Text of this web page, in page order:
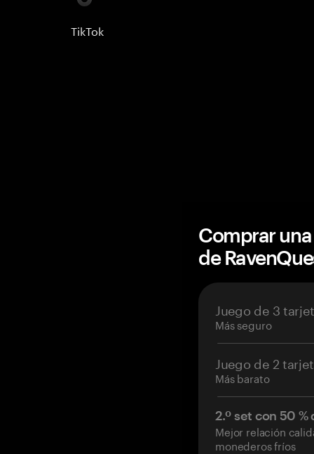
TikTok
Comprar
de
Juego de 3
Más seguro
Juego de 2
Más barato
2.º set con 50
Mejor relación
monederos fríos